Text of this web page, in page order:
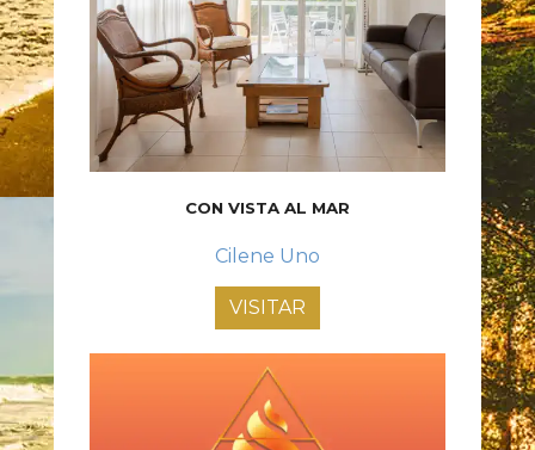
CON VISTA AL MAR
Cilene Uno
VISITAR